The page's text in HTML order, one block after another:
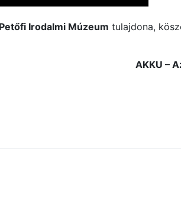
Petőfi Irodalmi Múzeum tulajdona,
AKKU –